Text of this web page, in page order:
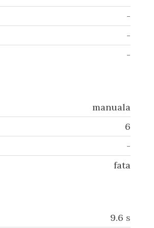
-
-
-
manuala
6
-
fata
9.6 s